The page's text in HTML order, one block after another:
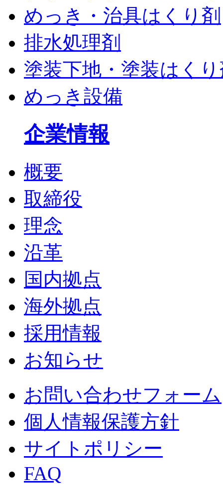
めっき・治具はくり剤
排水処理剤
塗装下地・塗装はく
めっき設備
企業情報
概要
取締役
理念
沿革
国内拠点
海外拠点
採用情報
お知らせ
お問い合わせフォーム
個人情報保護方針
サイトポリシー
FAQ